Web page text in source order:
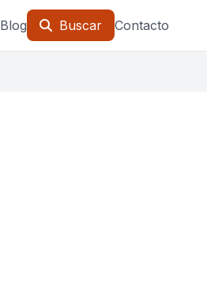
Blog Buscar Contacto